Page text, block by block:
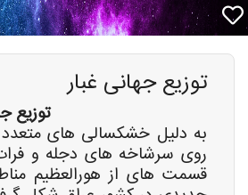
توزیع جهانی غبار
توزیع
به دلیل خشکسالی های
روی سرشاخه های دجله و
قسمت های از هورالعظیم